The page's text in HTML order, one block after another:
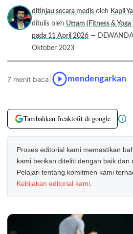
ditinjau secara medis oleh Kapil
ditulis oleh Uttam (Fitness & Yoga
pada 11 April 2026 —
Oktober 2023
7 menit baca mendengarkan
Tambahkan freaktofit di google
Proses editorial kami memastikan
kami berikan diteliti dengan baik dan
Pelajari tentang komitmen kami
Kebijakan editorial kami